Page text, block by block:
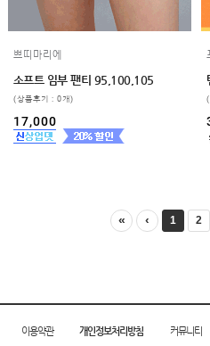
쁘띠마리에
소프트 임부 팬티 95,100,105
(상품후기 : 0개)
17,000
« ‹ 1 2
이용약관 개인정보처리방침 커뮤니티